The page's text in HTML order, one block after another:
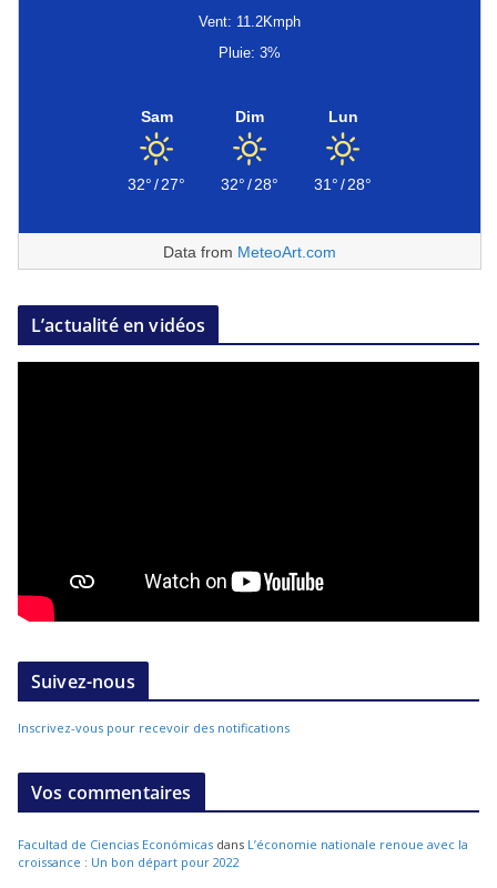
Vent: 11.2Kmph
Pluie: 3%
Sam
32°/27°
Dim
32°/28°
Lun
31°/28°
Data from MeteoArt.com
L’actualité en vidéos
Suivez-nous
Inscrivez-vous pour recevoir des notifications
Vos commentaires
Facultad de Ciencias Económicas dans L’économie nationale renoue avec la
croissance : Un bon départ pour 2022